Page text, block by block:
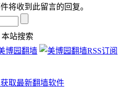
将收到此留言的回复。
本站搜索
取最新翻墙软件